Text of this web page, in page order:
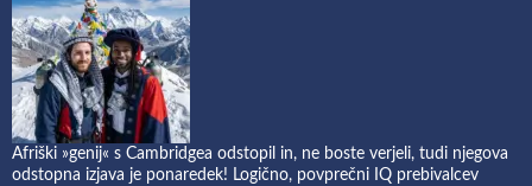
Afriški »genij« s Cambridgea odstopil in, ne boste verjeli, tudi njegova
odstopna izjava je ponaredek! Logično, povprečni IQ prebivalcev